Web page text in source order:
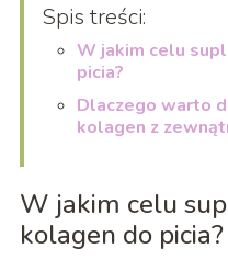
Spis treści:
W jakim celu
picia?
Dlaczego warto
kolagen z
W jakim celu
kolagen do picia?